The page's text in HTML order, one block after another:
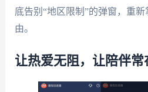
底告别“地区限制”的弹窗，重
由。
让热爱无阻，让陪伴常